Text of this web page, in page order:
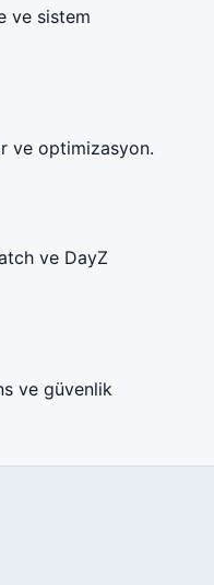
ve sistem
ve optimizasyon.
ve DayZ
ve güvenlik